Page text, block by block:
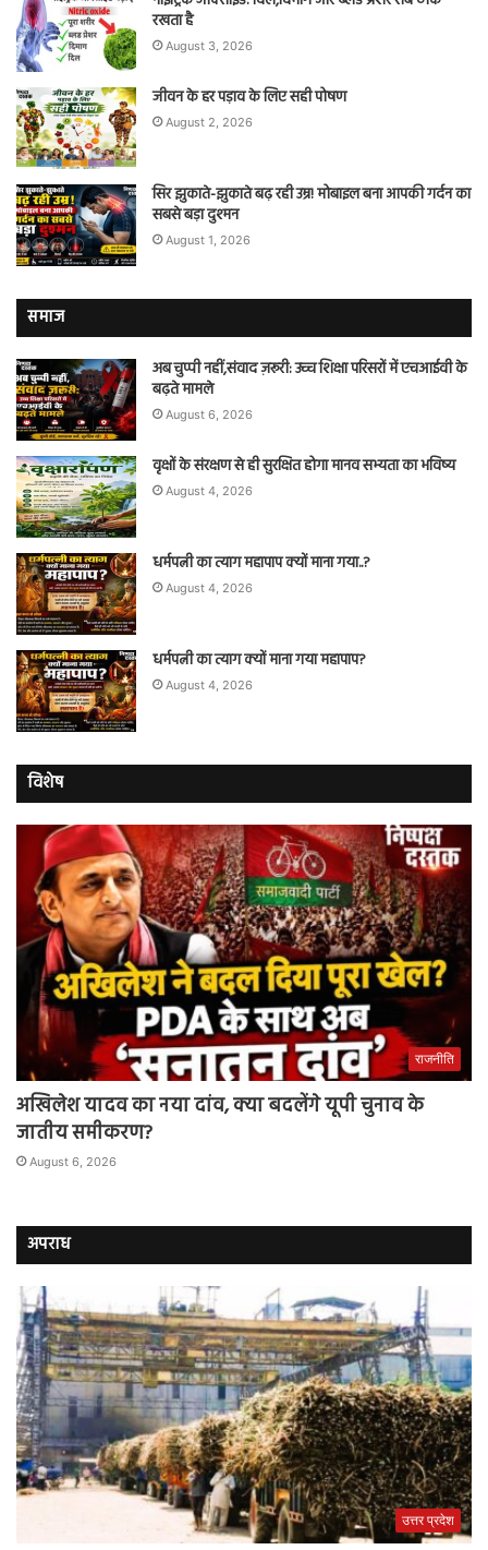
रखता है
August 3, 2026
जीवन के हर पड़ाव के लिए सही पोषण
August 2, 2026
सिर झुकाते-झुकाते बढ़ रही उम्र! मोबाइल बना आपकी गर्दन का
सबसे बड़ा दुश्मन
August 1, 2026
समाज
अब चुप्पी नहीं,संवाद ज़रूरी: उच्च शिक्षा परिसरों में एचआईवी के
बढ़ते मामले
August 6, 2026
वृक्षों के संरक्षण से ही सुरक्षित होगा मानव सभ्यता का भविष्य
August 4, 2026
धर्मपत्नी का त्याग महापाप क्यों माना गया..?
August 4, 2026
धर्मपत्नी का त्याग क्यों माना गया महापाप?
August 4, 2026
विशेष
राजनीति
अखिलेश यादव का नया दांव, क्या बदलेंगे यूपी चुनाव के
जातीय समीकरण?
August 6, 2026
अपराध
उत्तर प्रदेश